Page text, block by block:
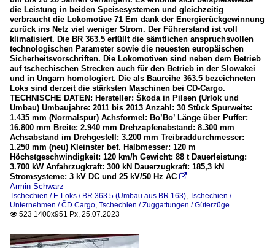
die Leistung in beiden Speisesystemen und gleichzeitig
verbraucht die Lokomotive 71 Em dank der Energierückgewinnung
zurück ins Netz viel weniger Strom. Der Führerstand ist voll
klimatisiert. Die BR 363.5 erfüllt die sämtlichen anspruchsvollen
technologischen Parameter sowie die neuesten europäischen
Sicherheitsvorschriften. Die Lokomotiven sind neben dem Betrieb
auf tschechischen Strecken auch für den Betrieb in der Slowakei
und in Ungarn homologiert. Die als Baureihe 363.5 bezeichneten
Loks sind derzeit die stärksten Maschinen bei CD-Cargo.
TECHNISCHE DATEN: Hersteller: Škoda in Pilsen (Urlok und
Umbau) Umbaujahre: 2011 bis 2013 Anzahl: 30 Stück Spurweite:
1.435 mm (Normalspur) Achsformel: Bo’Bo’ Länge über Puffer:
16.800 mm Breite: 2.940 mm Drehzapfenabstand: 8.300 mm
Achsabstand im Drehgestell: 3.200 mm Treibraddurchmesser:
1.250 mm (neu) Kleinster bef. Halbmesser: 120 m
Höchstgeschwindigkeit: 120 km/h Gewicht: 88 t Dauerleistung:
3.700 kW Anfahrzugkraft: 300 kN Dauerzugkraft: 185,3 kN
Stromsysteme: 3 kV DC und 25 kV/50 Hz AC 
Armin Schwarz
Tschechien / E-Loks / BR 363.5 (Umbau aus BR 163), Tschechien /
Unternehmen / ČD Cargo, Tschechien / Zuggattungen / Güterzüge
 523 1400x951 Px, 25.07.2023